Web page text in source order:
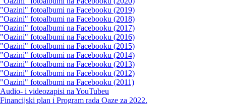
"Oazini" fotoalbumi na Facebooku (2019)
"Oazini" fotoalbumi na Facebooku (2018)
"Oazini" fotoalbumi na Facebooku (2017)
"Oazini" fotoalbumi na Facebooku (2016)
"Oazini" fotoalbumi na Facebooku (2015)
"Oazini" fotoalbumi na Facebooku (2014)
"Oazini" fotoalbumi na Facebooku (2013)
"Oazini" fotoalbumi na Facebooku (2012)
"Oazini" fotoalbumi na Facebooku (2011)
Audio- i videozapisi na YouTubeu
Financijski plan i Program rada Oaze za 2022.